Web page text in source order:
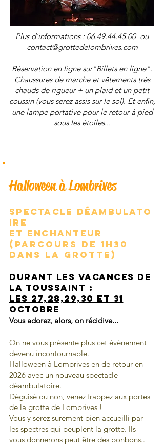
Plus d'informations : 06.49.44.45.00ou
contact@grottedelombrives.com
Réservation en ligne sur"Billets en ligne".
Chaussures de marche et vêtements très
chauds de rigueur + un plaid et un petit
coussin (vous serez assis sur le sol). Et enfin,
une lampe portative pour le retour à pied
sous les étoiles...
Halloween à Lombrives
SPECTACLE DÉAMBULATO
IRE
ET ENCHANTEUR
(parcours de 1H30
dans la grotte)
Durant les vacances de
la Toussaint :
les 27,28,29,30 et 31
octobre
Vous adorez, alors, on récidive...
On ne vous présente plus cet événement
devenu incontournable.
Halloween à Lombrives en de retour en
2026 avec un nouveau spectacle
déambulatoire.
Déguisé ou non, venez frappez aux portes
de la grotte de Lombrives !
Vous y serez surement bien accueilli par
les spectres qui peuplent la grotte. Ils
vous donnerons peut être des bonbons..